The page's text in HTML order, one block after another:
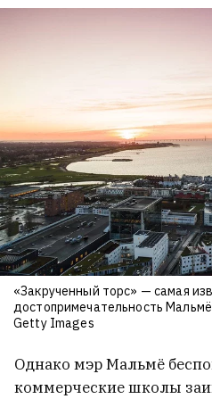
«Закрученный торс» — самая
достопримечательность
Getty Images
Однако мэр Мальмё
коммерческие школы